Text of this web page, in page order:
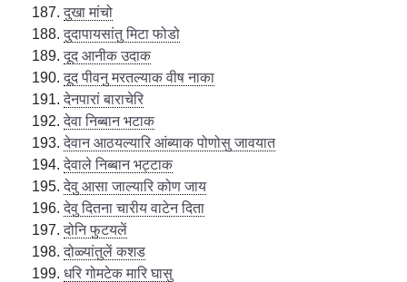
दुखा मांचो
दुदापायसांतु मिटा फोडो
दूद आनीक उदाक
दूद पीवनु मरतल्याक वीष नाका
देनपारां बाराचेरि
देवा निब्बान भटाक
देवान आठयल्यारि आंब्याक पोणोसु जावयात
देवाले निब्बान भट्टाक
देवु आसा जाल्यारि कोण जाय
देवु दितना चारीय वाटेन दिता
दोनि फुटयलें
दोळ्यांतुलें कशड
धरि गोमटेक मारि घासु